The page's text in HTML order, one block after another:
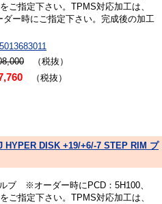
ご指定下さい。TPMS対応加工は、
ダー時にご指定下さい。完成後の加工
（税抜）
（税抜）
DISK +19/+6/-7 STEP RIM プ
ブ ※オーダー時にPCD：5H100、
ご指定下さい。TPMS対応加工は、